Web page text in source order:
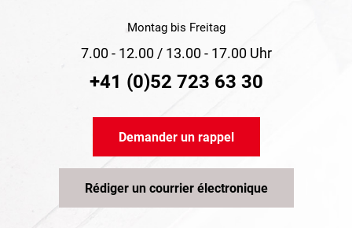
Montag bis Freitag
7.00 - 12.00 / 13.00 - 17.00 Uhr
+41 (0)52 723 63 30
Demander un rappel
Rédiger un courrier électronique